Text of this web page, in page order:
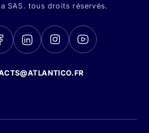
SAS. tous droits réservés.